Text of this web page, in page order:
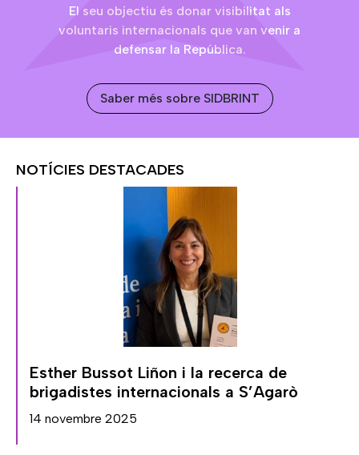
El seu objectiu és donar visibilitat als
voluntaris internacionals que van venir a
defensar la República.
Saber més sobre SIDBRINT
NOTÍCIES DESTACADES
Esther Bussot Liñon i la recerca de
brigadistes internacionals a S’Agarò
14 novembre 2025